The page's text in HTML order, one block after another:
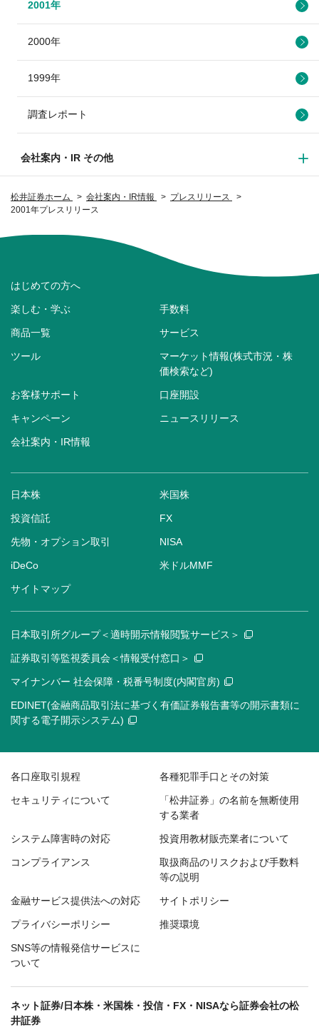
松井証券ホーム 会社案内・IR情報
プレスリリース
2001年プレスリリース
2001年
2000年
1999年
調査レポート
会社案内・IR その他
はじめての方へ
楽しむ・学ぶ 手数料
商品一覧 サービス
ツール
マーケット情報(株式市況・株
価検索など)
お客様サポート 口座開設
キャンペーン ニュースリリース
会社案内・IR情報
日本株 米国株
投資信託 FX
先物・オプション取引 NISA
iDeCo 米ドルMMF
サイトマップ
日本取引所グループ＜適時開示情報閲覧サービス＞
証券取引等監視委員会＜情報受付窓口＞
マイナンバー 社会保障・税番号制度(内閣官房)
EDINET(金融商品取引法に基づく有価証券報告書等の開示書類に
関する電子開示システム)
各口座取引規程 各種犯罪手口とその対策
セキュリティについて
「松井証券」の名前を無断使用
する業者
システム障害時の対応 投資用教材販売業者について
コンプライアンス
取扱商品のリスクおよび手数料
等の説明
金融サービス提供法への対応 サイトポリシー
プライバシーポリシー 推奨環境
SNS等の情報発信サービスに
ついて
ネット証券/日本株・米国株・投信・FX・NISAなら証券会社の松
井証券